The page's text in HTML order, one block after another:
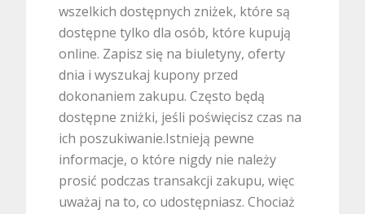
wszelkich dostępnych zniżek, które są
dostępne tylko dla osób, które kupują
online. Zapisz się na biuletyny, oferty
dnia i wyszukaj kupony przed
dokonaniem zakupu. Często będą
dostępne zniżki, jeśli poświęcisz czas na
ich poszukiwanie.Istnieją pewne
informacje, o które nigdy nie należy
prosić podczas transakcji zakupu, więc
uważaj na to, co udostępniasz. Chociaż